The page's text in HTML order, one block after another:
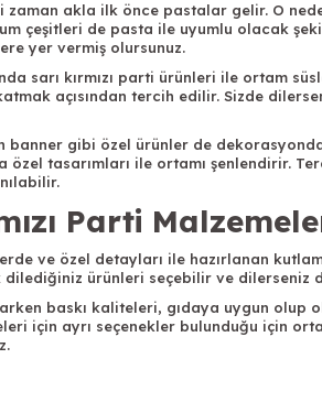
zaman akla ilk önce pastalar gelir. O
çeşitleri de pasta ile uyumlu olacak
yer vermiş olursunuz.
sarı kırmızı parti ürünleri ile ortam
açısından tercih edilir. Sizde
banner gibi özel ürünler de
özel tasarımları ile ortamı şenlendirir.
Parti
ve özel detayları ile hazırlanan
dilediğiniz ürünleri seçebilir ve dilerseniz
baskı kaliteleri, gıdaya uygun olup
için ayrı seçenekler bulunduğu için